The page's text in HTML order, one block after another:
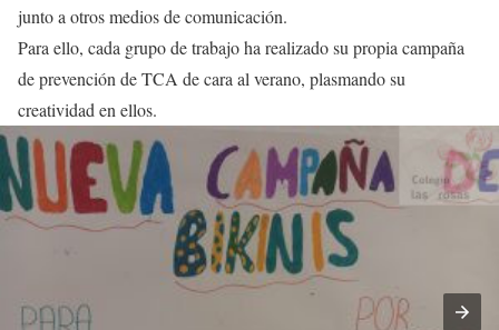
junto a otros medios de comunicación.
Para ello, cada grupo de trabajo ha realizado su propia campaña
de prevención de TCA de cara al verano, plasmando su
creatividad en ellos.